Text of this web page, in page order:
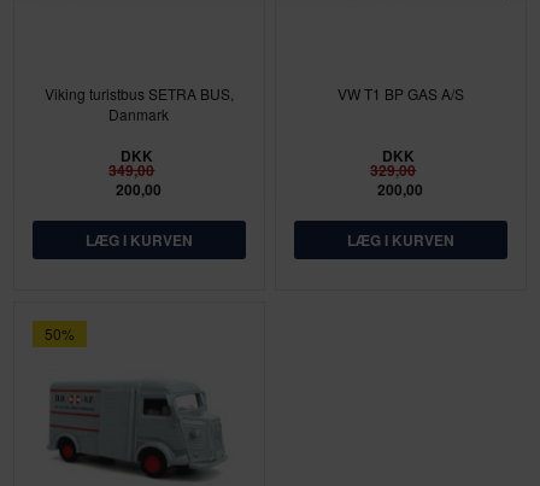
Viking turistbus SETRA BUS,
Danmark
DKK
349,00
200,00
VW T1 BP GAS A/S
DKK
329,00
200,00
50%